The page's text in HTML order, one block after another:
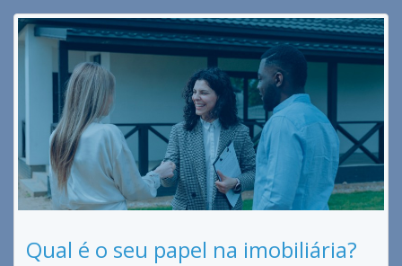
Qual é o seu papel na imobiliária?